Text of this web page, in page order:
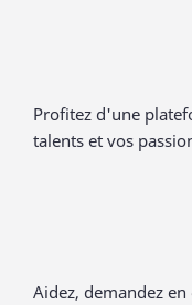
Profitez d'une
talents et vos
Aidez, demandez